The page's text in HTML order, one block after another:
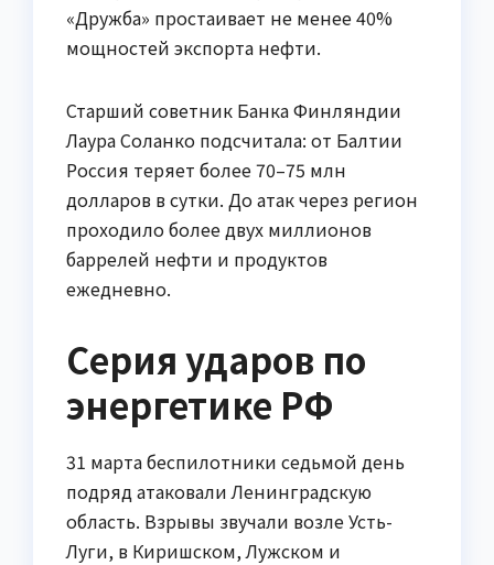
«Дружба» простаивает не менее 40%
мощностей экспорта нефти.
Старший советник Банка Финляндии
Лаура Соланко подсчитала: от Балтии
Россия теряет более 70–75 млн
долларов в сутки. До атак через регион
проходило более двух миллионов
баррелей нефти и продуктов
ежедневно.
Серия ударов по
энергетике РФ
31 марта беспилотники седьмой день
подряд атаковали Ленинградскую
область. Взрывы звучали возле Усть-
Луги, в Киришском, Лужском и